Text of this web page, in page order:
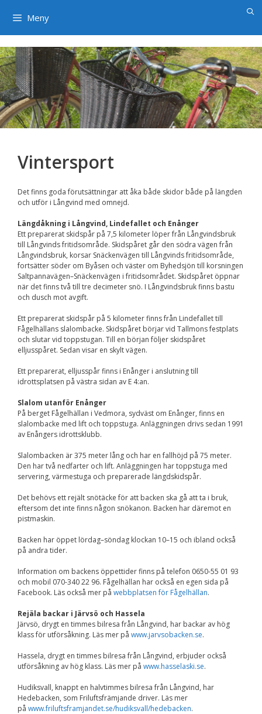
Meny
Vintersport
Det finns goda förutsättningar att åka både skidor både på längden
och utför i Långvind med omnejd.
Längdåkning i Långvind, Lindefallet och Enånger
Ett preparerat skidspår på 7,5 kilometer löper från Långvindsbruk
till Långvinds fritidsområde. Skidspåret går den södra vägen från
Långvindsbruk, korsar Snäckenvägen till Långvinds fritidsområde,
fortsätter söder om Byåsen och väster om Byhedsjön till korsningen
Saltpannavägen–Snäckenvägen i fritidsområdet. Skidspåret öppnar
när det finns två till tre decimeter snö. I Långvindsbruk finns bastu
och dusch mot avgift.
Ett preparerat skidspår på 5 kilometer finns från Lindefallet till
Fågelhällans slalombacke. Skidspåret börjar vid Tallmons festplats
och slutar vid toppstugan. Till en början följer skidspåret
elljusspåret. Sedan visar en skylt vägen.
Ett preparerat, elljusspår finns i Enånger i anslutning till
idrottsplatsen på västra sidan av E 4:an.
Slalom utanför Enånger
På berget Fågelhällan i Vedmora, sydväst om Enånger, finns en
slalombacke med lift och toppstuga. Anläggningen drivs sedan 1991
av Enångers idrottsklubb.
Slalombacken är 375 meter lång och har en fallhöjd på 75 meter.
Den har två nedfarter och lift. Anläggningen har toppstuga med
servering, värmestuga och preparerade längdskidspår.
Det behövs ett rejält snötäcke för att backen ska gå att ta i bruk,
eftersom det inte finns någon snökanon. Backen har däremot en
pistmaskin.
Backen har öppet lördag–söndag klockan 10–15 och ibland också
på andra tider.
Information om backens öppettider finns på telefon 0650-55 01 93
och mobil 070-340 22 96. Fågelhällan har också en egen sida på
Facebook. Läs också mer på webbplatsen för Fågelhällan.
Rejäla backar i Järvsö och Hassela
Järvsö, drygt en timmes bilresa från Långvind, har backar av hög
klass för utförsåkning. Läs mer på www.jarvsobacken.se.
Hassela, drygt en timmes bilresa från Långvind, erbjuder också
utförsåkning av hög klass. Läs mer på www.hasselaski.se.
Hudiksvall, knappt en halvtimmes bilresa från Långvind, har
Hedebacken, som Friluftsfrämjande driver. Läs mer
på www.friluftsframjandet.se/hudiksvall/hedebacken.
×
Nödvändiga
Dessa kakor går
inte att välja
hemsidan över
huvud taget
ska fungera.
hemsidans
funktionalitet
baserat på
hur
hemsidan
För att vår
som möjligt
under ditt
besök. Om du
nekar de här
funktionalitet
att försvinna
hemsidan.
Marknadsföring
Genom att dela med